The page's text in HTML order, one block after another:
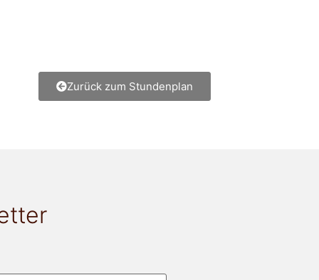
Zurück zum Stundenplan